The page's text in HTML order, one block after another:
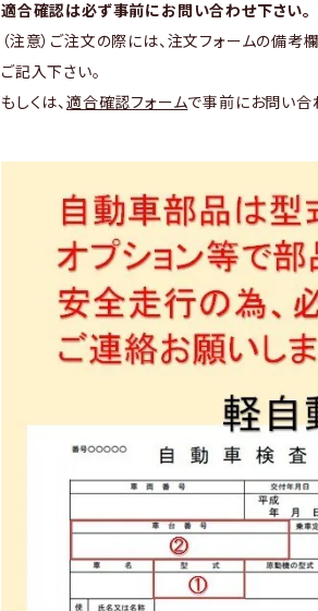
適合確認は必ず事前にお問い合わせ下さい。
（注意）ご注文の際には、注文フォームの備考欄
ご記入下さい。
もしくは、 適合確認フォームで事前にお問い合